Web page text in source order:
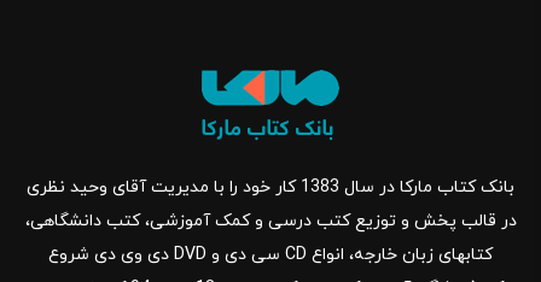
بانک کتاب مارکا در سال 1383 کار خود را با مدیریت آقای وحید نظری
در قالب پخش و توزیع کتب درسی و کمک آموزشی، کتب دانشگاهی،
کتابهای زبان خارجه، انواع CD سی دی و DVD دی وی دی شروع